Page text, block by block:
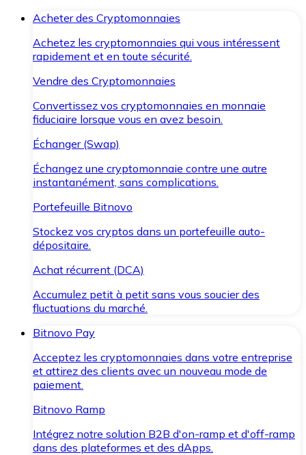
Acheter des Cryptomonnaies
Achetez les cryptomonnaies qui vous intéressent
rapidement et en toute sécurité.
Vendre des Cryptomonnaies
Convertissez vos cryptomonnaies en monnaie
fiduciaire lorsque vous en avez besoin.
Échanger (Swap)
Échangez une cryptomonnaie contre une autre
instantanément, sans complications.
Portefeuille Bitnovo
Stockez vos cryptos dans un portefeuille auto-
dépositaire.
Achat récurrent (DCA)
Accumulez petit à petit sans vous soucier des
fluctuations du marché.
Bitnovo Pay
Acceptez les cryptomonnaies dans votre entreprise
et attirez des clients avec un nouveau mode de
paiement.
Bitnovo Ramp
Intégrez notre solution B2B d'on-ramp et d'off-ramp
dans des plateformes et des dApps.